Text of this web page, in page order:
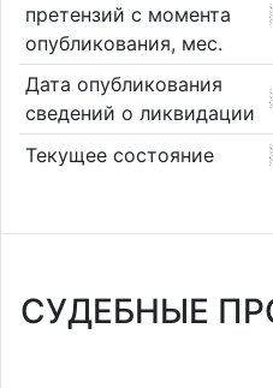
претензий с момента
опубликования, мес.
Дата опубликования
сведений о ликвидации
Текущее состояние
СУДЕБНЫЕ